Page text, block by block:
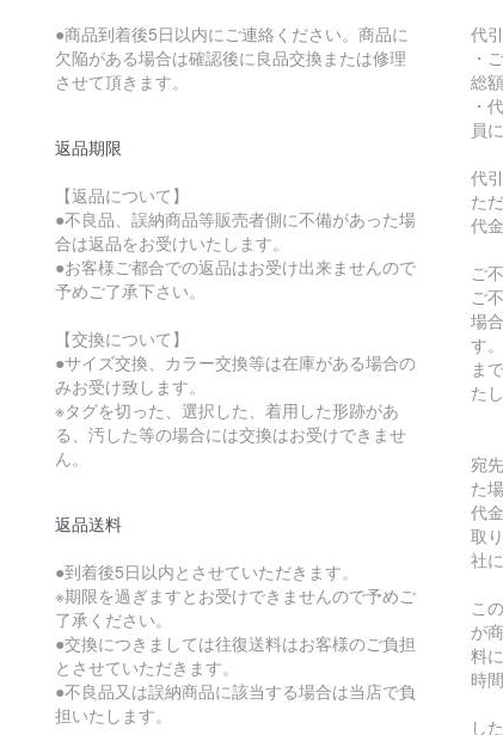
●商品到着後5日以内にご連絡ください。商品に
欠陥がある場合は確認後に良品交換または修理
させて頂きます。
返品期限
【返品について】
●不良品、誤納商品等販売者側に不備があった場
合は返品をお受けいたします。
●お客様ご都合での返品はお受け出来ませんので
予めご了承下さい。
【交換について】
●サイズ交換、カラー交換等は在庫がある場合の
みお受け致します。
※タグを切った、選択した、着用した形跡があ
る、汚した等の場合には交換はお受けできませ
ん。
返品送料
●到着後5日以内とさせていただきます。
※期限を過ぎますとお受けできませんので予めご
了承ください。
●交換につきましては往復送料はお客様のご負担
とさせていただきます。
●不良品又は誤納商品に該当する場合は当店で負
担いたします。
代
・
総
・
員
代
た
代
ご
ご
場
す
ま
た
宛
た
代
取
社
こ
が
料
時
し